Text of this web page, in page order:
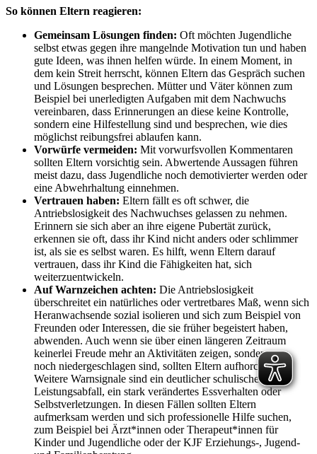
So können Eltern reagieren:
Gemeinsam Lösungen finden: Oft möchten Jugendliche
selbst etwas gegen ihre mangelnde Motivation tun und haben
gute Ideen, was ihnen helfen würde. In einem Moment, in
dem kein Streit herrscht, können Eltern das Gespräch suchen
und Lösungen besprechen. Mütter und Väter können zum
Beispiel bei unerledigten Aufgaben mit dem Nachwuchs
vereinbaren, dass Erinnerungen an diese keine Kontrolle,
sondern eine Hilfestellung sind und besprechen, wie dies
möglichst reibungsfrei ablaufen kann.
Vorwürfe vermeiden: Mit vorwurfsvollen Kommentaren
sollten Eltern vorsichtig sein. Abwertende Aussagen führen
meist dazu, dass Jugendliche noch demotivierter werden oder
eine Abwehrhaltung einnehmen.
Vertrauen haben: Eltern fällt es oft schwer, die
Antriebslosigkeit des Nachwuchses gelassen zu nehmen.
Erinnern sie sich aber an ihre eigene Pubertät zurück,
erkennen sie oft, dass ihr Kind nicht anders oder schlimmer
ist, als sie es selbst waren. Es hilft, wenn Eltern darauf
vertrauen, dass ihr Kind die Fähigkeiten hat, sich
weiterzuentwickeln.
Auf Warnzeichen achten: Die Antriebslosigkeit
überschreitet ein natürliches oder vertretbares Maß, wenn sich
Heranwachsende sozial isolieren und sich zum Beispiel von
Freunden oder Interessen, die sie früher begeistert haben,
abwenden. Auch wenn sie über einen längeren Zeitraum
keinerlei Freude mehr an Aktivitäten zeigen, sondern nur
noch niedergeschlagen sind, sollten Eltern aufhorchen.
Weitere Warnsignale sind ein deutlicher schulischer
Leistungsabfall, ein stark verändertes Essverhalten oder
Selbstverletzungen. In diesen Fällen sollten Eltern
aufmerksam werden und sich professionelle Hilfe suchen,
zum Beispiel bei Ärzt*innen oder Therapeut*innen für
Kinder und Jugendliche oder der KJF Erziehungs-, Jugend-